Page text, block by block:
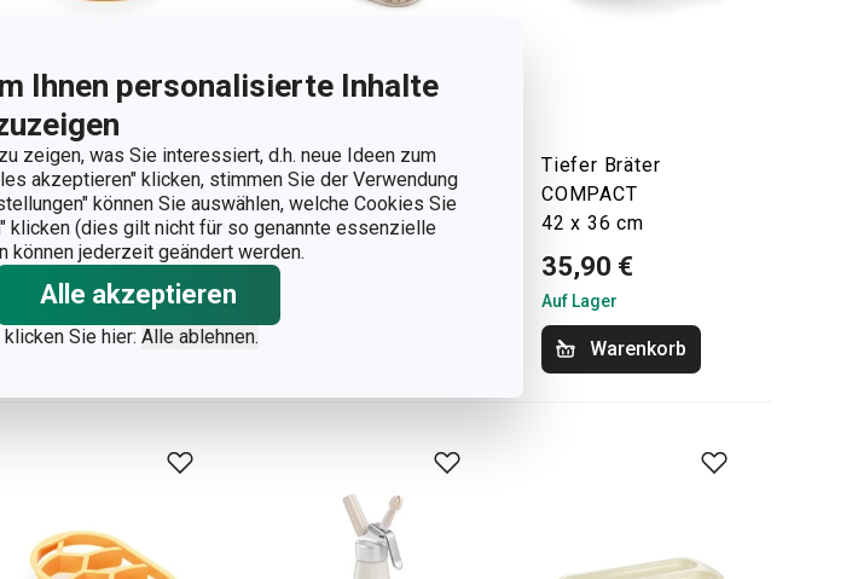
Ihnen personalisierte Inhalte
zeigen, was Sie interessiert, d.h. neue Ideen zum
akzeptieren" klicken, stimmen Sie der Verwendung
können Sie auswählen, welche Cookies Sie
klicken (dies gilt nicht für so genannte essenzielle
können jederzeit geändert werden.
Alle akzeptieren
Sie hier: Alle ablehnen.
Form für Torten ohne
Backen DELÍCIA
ø 24 cm
23,90 €
Auf Lager
Warenkorb
Backform 9 Mini-
Napfkuchen DELÍCIA
47,90 €
Tiefer Bräter
COMPACT
42 x 36 cm
35,90 €
Auf Lager
Warenkorb